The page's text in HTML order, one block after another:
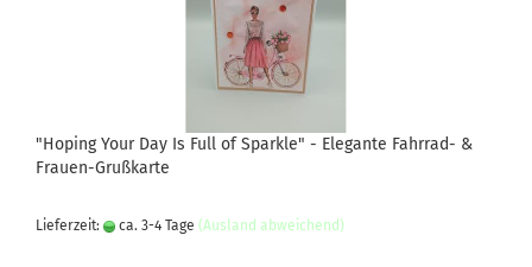
"Hoping Your Day Is Full of Sparkle" - Elegante Fahrrad- &
Frauen-Grußkarte
Lieferzeit: ca. 3-4 Tage (Ausland abweichend)